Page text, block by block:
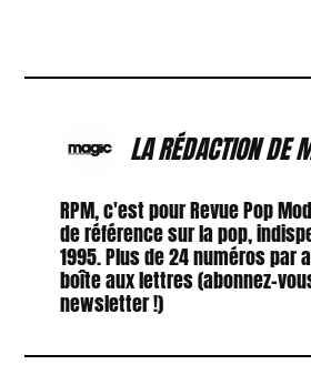
LA RÉDACTION DE
RPM, c'est pour Revue Pop
de référence sur la pop,
1995. Plus de 24 numéros par
boîte aux lettres (abonnez-
newsletter !)